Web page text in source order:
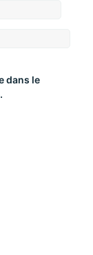
dans le